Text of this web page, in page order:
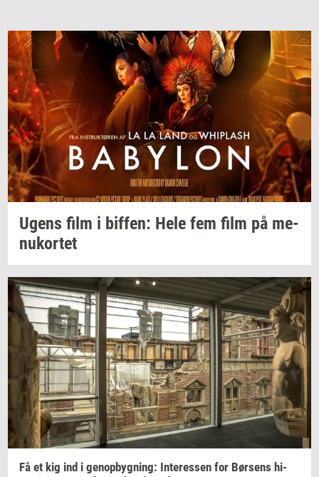
Ugens film i bif­fen: Hele fem film på me­
nu­kor­tet
Få et kig ind i genop­byg­ning: In­ter­es­sen for Bør­sens hi­